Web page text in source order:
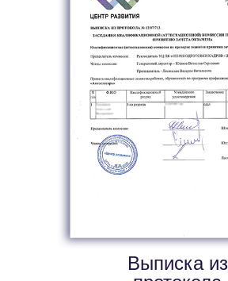
Выписка из